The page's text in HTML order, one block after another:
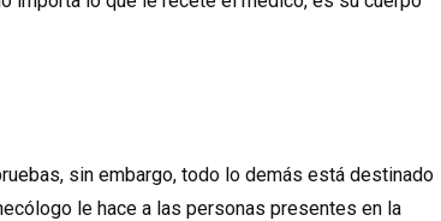
sin embargo, todo lo demás está destinado
le hace a las personas presentes en la